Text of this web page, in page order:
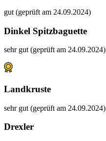
gut (geprüft am 24.09.2024)
Dinkel Spitzbaguette
sehr gut (geprüft am 24.09.2024)
Landkruste
sehr gut (geprüft am 24.09.2024)
Drexler